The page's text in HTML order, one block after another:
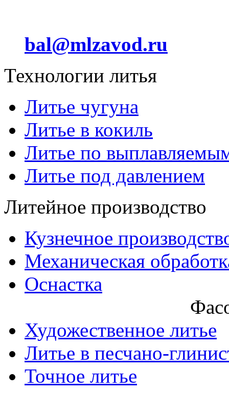
bal@mlzavod.ru
Технологии литья
Литье чугуна
Литье в кокиль
Литье по
Литье под давлением
Литейное производство
Кузнечное
Механическая
Оснастка
Художественное литье
Литье в песчано-
Точное литье